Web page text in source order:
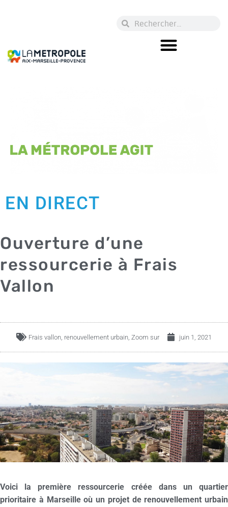
EN DIRECT
Ouverture d’une
ressourcerie à Frais
Vallon
Frais vallon renouvellement urbain Zoom sur juin 1, 2021
Voici la première ressourcerie créée dans un quartier
prioritaire à Marseille où un projet de renouvellement urbain